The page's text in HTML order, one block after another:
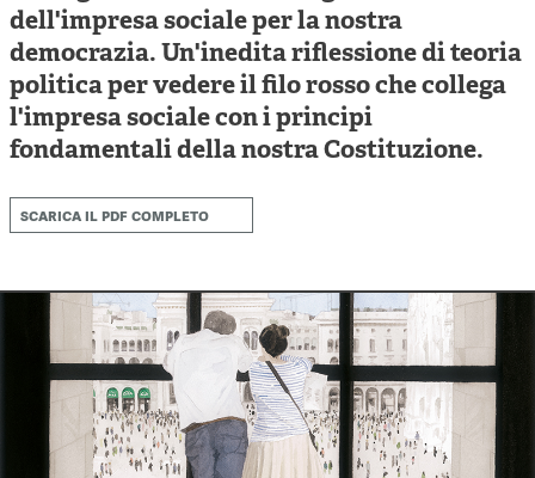
Acini di fuoco - Dossier Mezzogiorno
Valutazione e dintorni
dell'impresa sociale per la nostra
democrazia. Un'inedita riflessione di teoria
politica per vedere il filo rosso che collega
l'impresa sociale con i principi
fondamentali della nostra Costituzione.
scarica il pdf completo